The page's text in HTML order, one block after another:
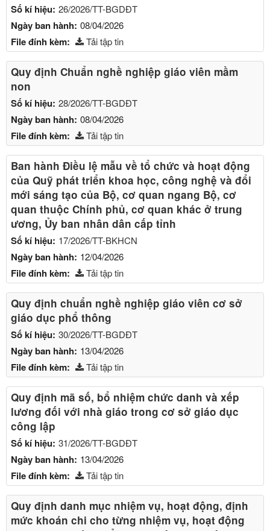
Số kí hiệu: 26/2026/TT-BGDĐT
Ngày ban hành: 08/04/2026
File đính kèm: Tải tập tin
Quy định Chuẩn nghề nghiệp giáo viên mầm
non
Số kí hiệu: 28/2026/TT-BGDĐT
Ngày ban hành: 08/04/2026
File đính kèm: Tải tập tin
Ban hành Điều lệ mẫu về tổ chức và hoạt động
của Quỹ phát triển khoa học, công nghệ và đổi
mới sáng tạo của Bộ, cơ quan ngang Bộ, cơ
quan thuộc Chính phủ, cơ quan khác ở trung
ương, Ủy ban nhân dân cấp tỉnh
Số kí hiệu: 17/2026/TT-BKHCN
Ngày ban hành: 12/04/2026
File đính kèm: Tải tập tin
Quy định chuẩn nghề nghiệp giáo viên cơ sở
giáo dục phổ thông
Số kí hiệu: 30/2026/TT-BGDĐT
Ngày ban hành: 13/04/2026
File đính kèm: Tải tập tin
Quy định mã số, bổ nhiệm chức danh và xếp
lương đối với nhà giáo trong cơ sở giáo dục
công lập
Số kí hiệu: 31/2026/TT-BGDĐT
Ngày ban hành: 13/04/2026
File đính kèm: Tải tập tin
Quy định danh mục nhiệm vụ, hoạt động, định
mức khoán chi cho từng nhiệm vụ, hoạt động